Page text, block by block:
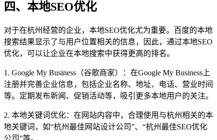
四、本地SEO优化
对于在杭州经营的企业，本地SEO优化尤为重要。百度的本地
搜索结果显示了与用户位置相关的信息，因此，通过本地SEO
优化，可以让企业在本地搜索中获得更高的排名。
1. Google My Business（谷歌商家）：在Google My Business上
注册并完善企业信息，包括企业名称、地址、电话、营业时间
等。定期发布新闻、促销活动等，吸引更多本地用户的关注。
2. 本地关键词优化：在网站内容中，合理使用与杭州相关的本
地关键词，如“杭州最佳网站设计公司”、“杭州最佳SEO优化